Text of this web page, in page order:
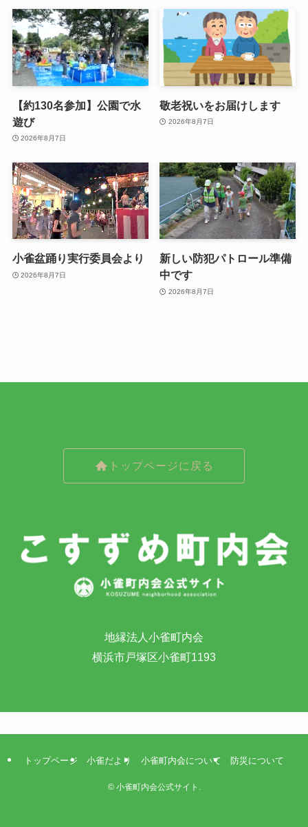
【約130名参加】公園で水
遊び
2026年8月7日
敬老祝いをお届けします
2026年8月7日
小雀盆踊り実行委員会より
2026年8月7日
新しい防犯パトロール準備
中です
2026年8月7日
トップページに戻る
地縁法人小雀町内会
横浜市戸塚区小雀町1193
トップページ 小雀だより 小雀町内会について 防災について
©小雀町内会公式サイト.